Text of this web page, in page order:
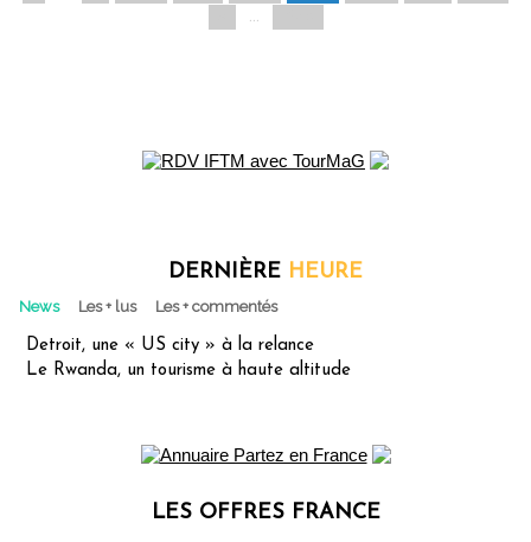
...
DERNIÈRE HEURE
News Les + lus Les + commentés
Detroit, une « US city » à la relance
Le Rwanda, un tourisme à haute altitude
LES OFFRES FRANCE